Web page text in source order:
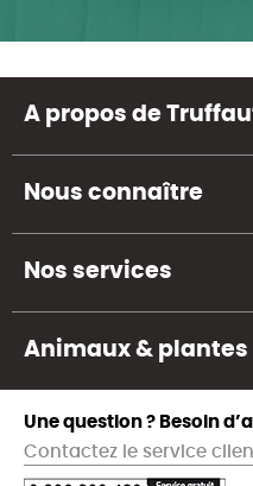
A propos de
Nous connaître
Nos services
Animaux & plantes
Une question ? Besoin
Contactez le service